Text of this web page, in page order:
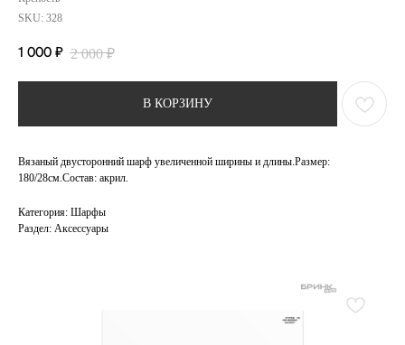
SKU: 328
1 000 ₽ 2 000 ₽
В КОРЗИНУ
Вязаный двусторонний шарф увеличенной ширины и длины.Размер:
180/28см.Состав: акрил.
Категория: Шарфы
Раздел: Аксессуары